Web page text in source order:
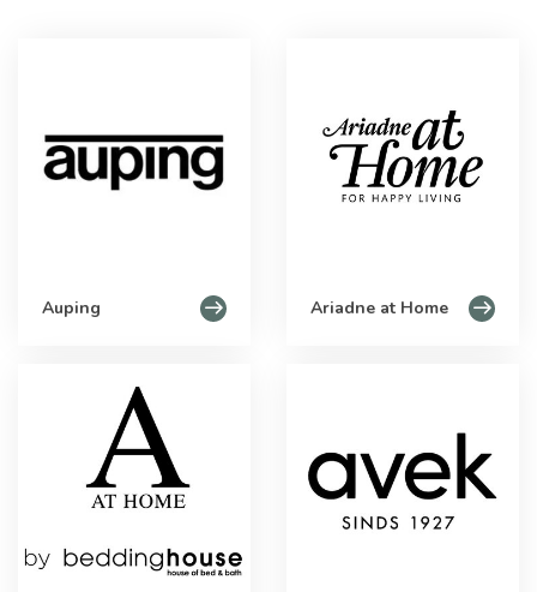
Auping Ariadne at Home